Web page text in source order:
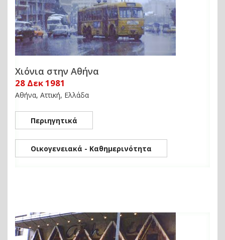
Χιόνια στην Αθήνα
28 Δεκ 1981
Αθήνα, Αττική, Ελλάδα
Περιηγητικά
Οικογενειακά - Καθημερινότητα